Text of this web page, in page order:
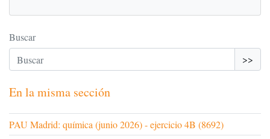
Buscar
>>
En la misma sección
PAU Madrid: química (junio 2026) - ejercicio 4B (8692)